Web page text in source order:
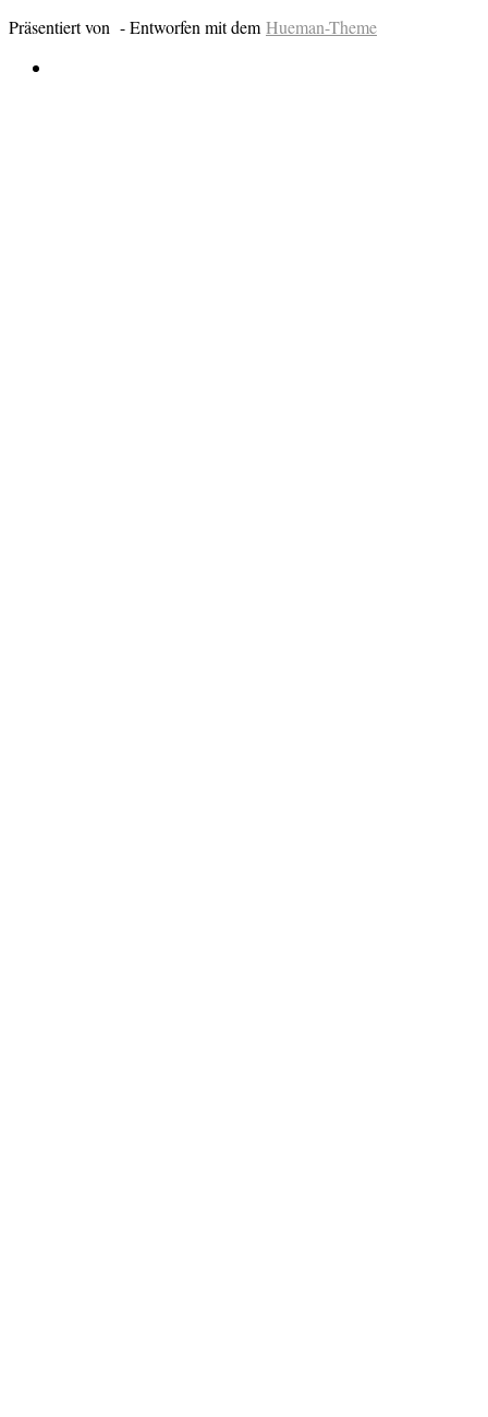
Präsentiert von - Entworfen mit demHueman-Theme